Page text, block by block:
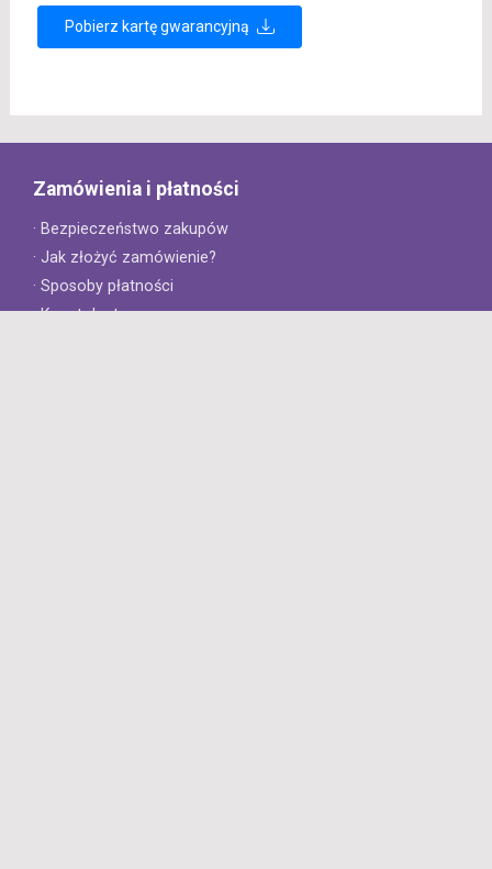
Pobierz kartę gwarancyjną
Zamówienia i płatności
· Bezpieczeństwo zakupów
· Jak złożyć zamówienie?
· Sposoby płatności
· Koszt dostawy